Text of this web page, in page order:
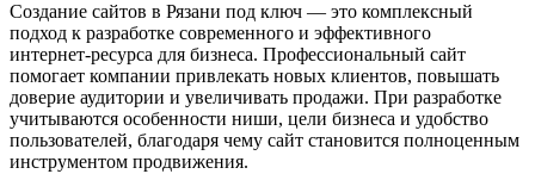
Создание сайтов в Рязани под ключ — это комплексный
подход к разработке современного и эффективного
интернет‑ресурса для бизнеса. Профессиональный сайт
помогает компании привлекать новых клиентов, повышать
доверие аудитории и увеличивать продажи. При разработке
учитываются особенности ниши, цели бизнеса и удобство
пользователей, благодаря чему сайт становится полноценным
инструментом продвижения.